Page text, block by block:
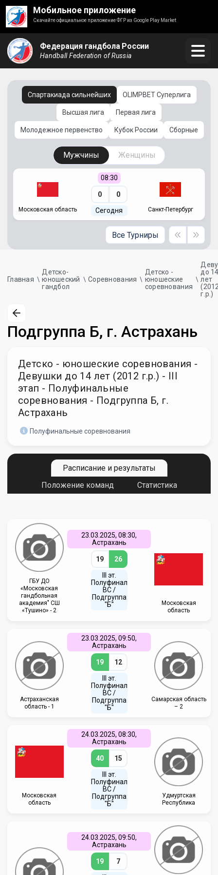
Мобильное приложение
Скачайте официальное приложение ФГР из Google Play Market
Федерация гандбола России
Handball Federation of Russia
Спартакиада сильнейших OLIMPBET Суперлига
Высшая лига Первая лига
Молодежное первенство Кубок России Сборные
Мужчины Женщины
Московская область
08:30
0 0
Сегодня Санкт-Петербург
Все Турниры
Главная
Детско-
юношеский
гандбол
Соревнования
Детско -
юношеские
соревнования
до
лет
г.р.)
Подгруппа Б, г. Астрахань
Детско - юношеские соревнования -
Девушки до 14 лет (2012 г.р.) - III
этап - Полуфинальные
соревнования - Подгруппа Б, г.
Астрахань
Полуфинальные соревнования
Расписание и результаты
Положение команд
Статистика
ГБУ ДО
«Московская
гандбольная
академия" СШ
«Тушино» - 2
23.03.2025, 08:30,
Астрахань
19 26
III эт.
Полуфинал
ВC /
Подгруппа
"Б"
Московская
область
Астраханская
область - 1
23.03.2025, 09:50,
Астрахань
19 12
III эт.
Полуфинал
ВC /
Подгруппа
"Б"
Самарская область
– 2
Московская
область
24.03.2025, 08:30,
Астрахань
40 15
III эт.
Полуфинал
ВC /
Подгруппа
"Б"
Удмуртская
Республика
24.03.2025, 09:50,
Астрахань
19 7